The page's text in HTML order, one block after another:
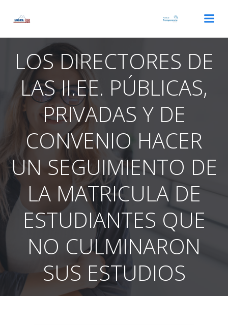
LOS DIRECTORES DE
LAS II.EE. PÚBLICAS,
PRIVADAS Y DE
CONVENIO HACER
UN SEGUIMIENTO DE
LA MATRICULA DE
ESTUDIANTES QUE
NO CULMINARON
SUS ESTUDIOS